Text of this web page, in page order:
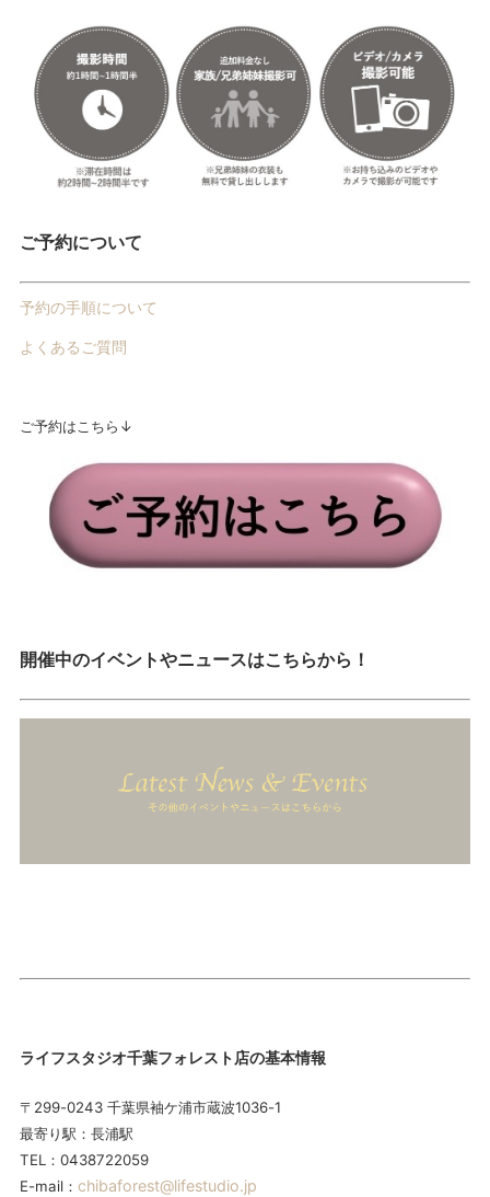
ご予約について
予約の手順について
よくあるご質問
ご予約はこちら↓
開催中のイベントやニュースはこちらから！
ライフスタジオ千葉フォレスト店の基本情報
〒299-0243 千葉県袖ケ浦市蔵波1036-1
最寄り駅：長浦駅
TEL：0438722059
E-mail： chibaforest@lifestudio.jp